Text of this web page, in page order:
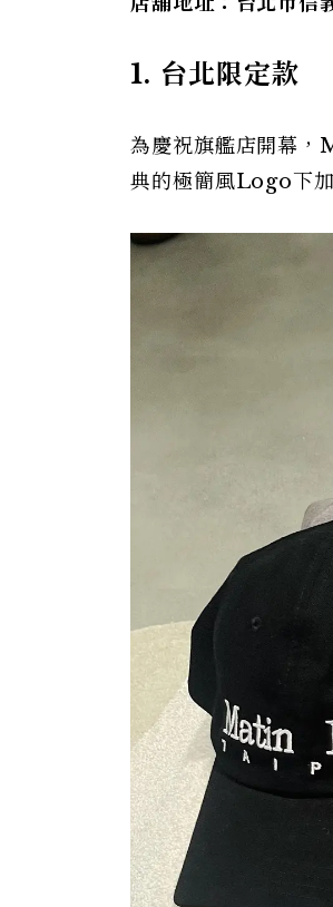
1. 台北限定款
為慶祝旗艦店開幕
典的極簡風Logo下